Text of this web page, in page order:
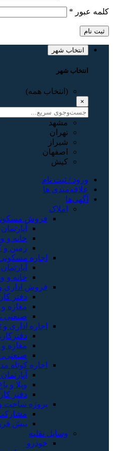
کلمه عبور *
ثبت نام
انتخاب شهر
انتخاب شهر
(انتخاب همه)
×
مشهد
تهران
شیراز
اصفهان
کیش
ورود / ثبت نام
علاقه‌مندی ها
آگهی‌ها
املاک
فروش
آپارتمان
خانه و
زمین و
اجاره
آپارتمان
خانه و
فروش اداری
دفتر
مغازه
صنعتی
اجاره اداری
مغازه
اجاره کوتاه
ویلا و
دفتر
پروژه ساخت
پیش
وسایل نقلیه
خودرو